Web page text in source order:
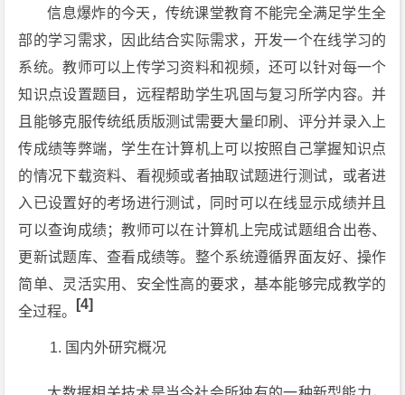
信息爆炸的今天，传统课堂教育不能完全满足学生全
部的学习需求，因此结合实际需求，开发一个在线学习的
系统。教师可以上传学习资料和视频，还可以针对每一个
知识点设置题目，远程帮助学生巩固与复习所学内容。并
且能够克服传统纸质版测试需要大量印刷、评分并录入上
传成绩等弊端，学生在计算机上可以按照自己掌握知识点
的情况下载资料、看视频或者抽取试题进行测试，或者进
入已设置好的考场进行测试，同时可以在线显示成绩并且
可以查询成绩；教师可以在计算机上完成试题组合出卷、
更新试题库、查看成绩等。整个系统遵循界面友好、操作
简单、灵活实用、安全性高的要求，基本能够完成教学的
全过程。
[4]
国内外研究概况